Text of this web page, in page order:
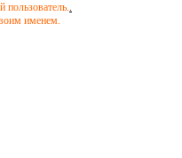
пользователь..
именем.